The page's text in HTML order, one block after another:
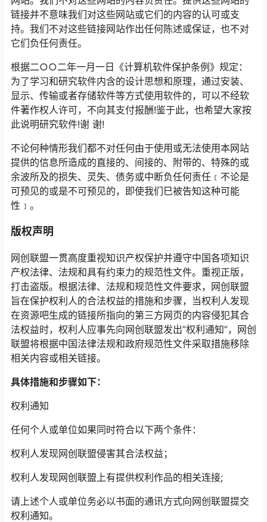
链接并不意味我们对这些网站或它们的内容的认可或支
持。我们不对这些链接网站作出任何陈述或保证，也不对
它们负任何责任。
根据二○○二年一月一日《计算机软件保护条例》规定：
为了学习和研究软件内含的设计思想和原理，通过安装、
显示、传输或者存储软件等方式使用软件的，可以不经软
件著作权人许可，不向其支付报酬!鉴于此，也希望大家按
此说明研究软件!谢 谢!
不论何种情形我们都不对任何由于使用或无法使用本网站
提供的信息所造成的直接的、间接的、附带的、特殊的或
余波所及的损失、灵失、债务或中断负任何责任﹝不论是
可预见的或是不可预见的，即使我们巳被告知这种可能
性﹞。
版权声明
网创联盟一贯高度重视知识产权保护并遵守中国各项知识
产权法律、法规和具有约束力的规范性文件。重视正版，
打击盗版。根据法律、法规和规范性文件要求，网创联盟
旨在保护权利人的合法权益的措施和步骤，当权利人发现
在资源吧生成的链接所指向的第三方网页的内容侵犯其合
法权益时，权利人应事先向网创联盟发出”权利通知”，网创
联盟将根据中国法律法规和政府规范性文件采取措施移除
相关内容或相关链接。
具体措施和步骤如下：
权利通知
任何个人或单位如果同时符合以下两个条件：
权利人发现网创联盟侵害其合法权益；
权利人发现网创联盟上有提供权利作品的相关连接;
请上述个人或单位务必以书面的通讯方式向网创联盟提交
权利通知。